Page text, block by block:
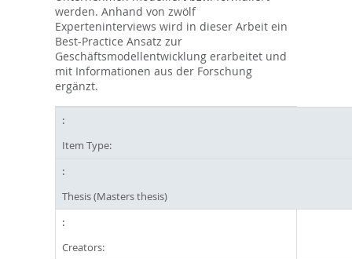
werden. Anhand von zwölf
Experteninterviews wird in dieser Arbeit ein
Best-Practice Ansatz zur
Geschäftsmodellentwicklung erarbeitet und
mit Informationen aus der Forschung
ergänzt.
Item Type:
Thesis (Masters thesis)
Creators: